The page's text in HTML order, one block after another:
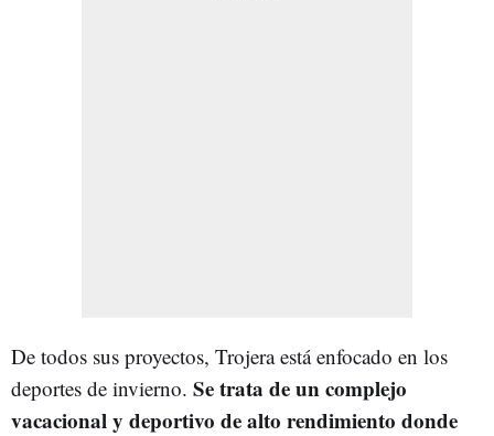
De todos sus proyectos, Trojera está enfocado en los
deportes de invierno. Se trata de un complejo
vacacional y deportivo de alto rendimiento donde